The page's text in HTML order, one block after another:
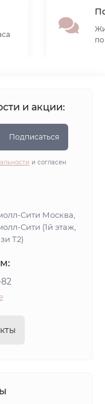
и акции:
Подписаться
и согласен
Сити Москва,
Сити (1й этаж,
Т2)